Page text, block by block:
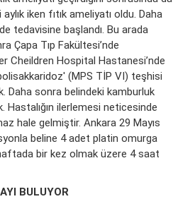
iken fıtık ameliyatı oldu. Daha
tedavisine başlandı. Bu arada
Çapa Tıp Fakültesi’nde
Cheildren Hospital Hastanesi’nde
(MPS TİP VI) teşhisi
Daha sonra belindeki kamburluk
Hastalığın ilerlemesi neticesinde
hale gelmiştir. Ankara 29 Mayıs
beline 4 adet platin omurga
bir kez olmak üzere 4 saat
BULUYOR